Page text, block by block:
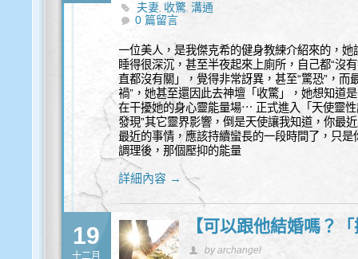
夫妻, 收驚,溝通
0 篇留言
一位美人，是我傑克希的健身教練介紹來的，
睡得很深沉，甚至半夜起來上廁所，自己都“沒
直都沒有關」，覺得非常訝異，甚至“驚恐”，而
禍”，她甚至還因此去神壇「收驚」，她想知道
在干擾她的身心靈能量場⋯ 正式進入「天使靈
發現”其它靈界影響，倒是天使讓我知道，你最
最近的事情，應該持續蠻長的一段時間了，只是
調理後，那個壓抑的能量
詳細內容 →
19
十二月
【可以跟他結婚嗎？
by archangel